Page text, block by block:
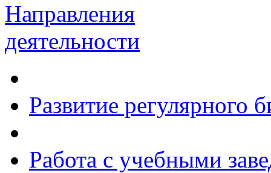
Направления
деятельности
Развитие регулярного
Работа с учебными